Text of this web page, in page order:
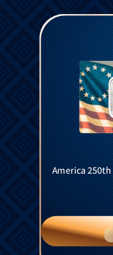
America 250th